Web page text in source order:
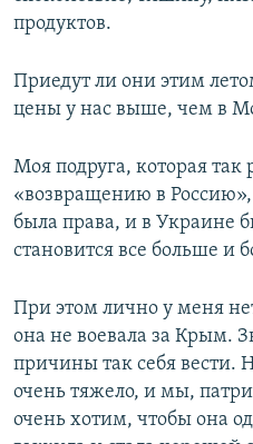
продуктов.
Приедут ли они этим
цены у нас выше, чем в
Моя подруга, которая так
«возвращению в
была права, и в Украине
становится все больше
При этом лично у меня
она не воевала за Крым.
причины так себя вести.
очень тяжело, и мы,
очень хотим, чтобы она